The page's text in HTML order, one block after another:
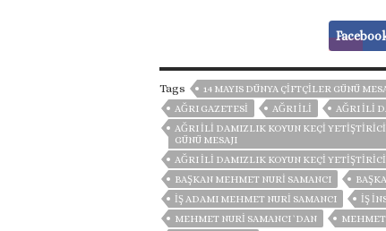
Tags 14 MAYIS DÜNYA ÇİFTÇİLER GÜNÜ
AĞRI GAZETESİ
AĞRI ILI
AĞRI İLI
AĞRI İLI DAMIZLIK KOYUN KEÇI
GÜNÜ MESAJI
AĞRI İLI DAMIZLIK KOYUN KEÇI
BAŞKAN MEHMET NURI SAMANCI
IŞ ADAMI MEHMET NURI SAMANCI
IŞ
MEHMET NURİ SAMANCI `DAN